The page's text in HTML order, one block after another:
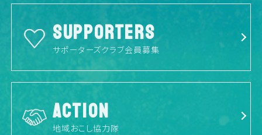
SUPPORTERS
サポーターズクラブ会員募集
ACTION
地域おこし協力隊